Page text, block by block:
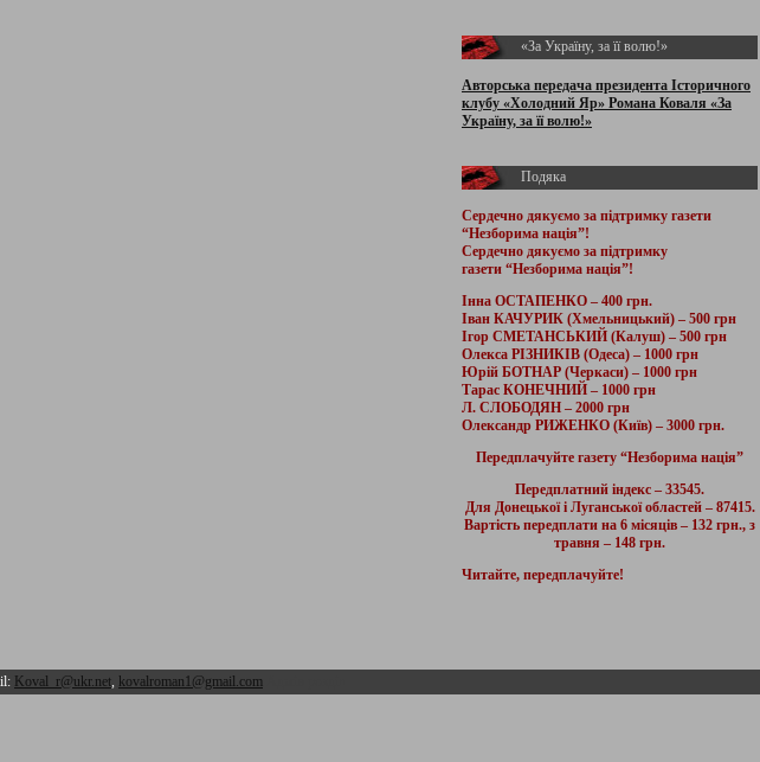
«За Україну, за її волю!»
Авторська передача президента Історичного
клубу «Холодний Яр» Романа Коваля «За
Україну, за її волю!»
Подяка
Сердечно дякуємо за підтримку газети
“Незборима нація”!
Сердечно дякуємо за підтримку
газети “Незборима нація”!
Інна ОСТАПЕНКО – 400 грн.
Іван КАЧУРИК (Хмельницький) – 500 грн
Ігор СМЕТАНСЬКИЙ (Калуш) – 500 грн
Олекса РІЗНИКІВ (Одеса) – 1000 грн
Юрій БОТНАР (Черкаси) – 1000 грн
Тарас КОНЕЧНИЙ – 1000 грн
Л. СЛОБОДЯН – 2000 грн
Олександр РИЖЕНКО (Київ) – 3000 грн.
Передплачуйте газету “Незборима нація”
Передплатний індекс – 33545.
Для Донецької і Луганської областей – 87415.
Вартість передплати на 6 місяців – 132 грн., з
травня – 148 грн.
Читайте, передплачуйте!
Koval_r@ukr.net, kovalroman1@gmail.com